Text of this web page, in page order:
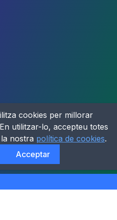
cookies per millorar
utilitzar-lo, accepteu totes
nostra política de cookies.
Acceptar